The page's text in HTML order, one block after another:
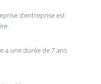
d’entreprise est
a une durée de 7 ans